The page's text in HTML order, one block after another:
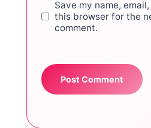
Save my name,
this browser for the
comment.